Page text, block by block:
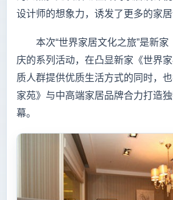
设计师的想象力，诱发了更多的家居
本次“世界家居文化之旅”是新家
庆的系列活动，在凸显新家《世界
质人群提供优质生活方式的同时，
家苑》与中高端家居品牌合力打造
幕。